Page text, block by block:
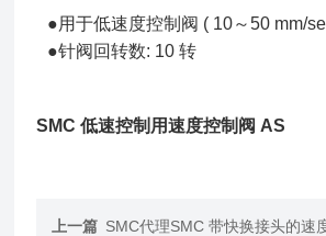
●用于低速度控制阀 ( 10～50 mm/
●针阀回转数: 10 转
SMC 低速控制用速度控制阀 AS
上一篇 SMC代理SMC 带快换接头的速度控